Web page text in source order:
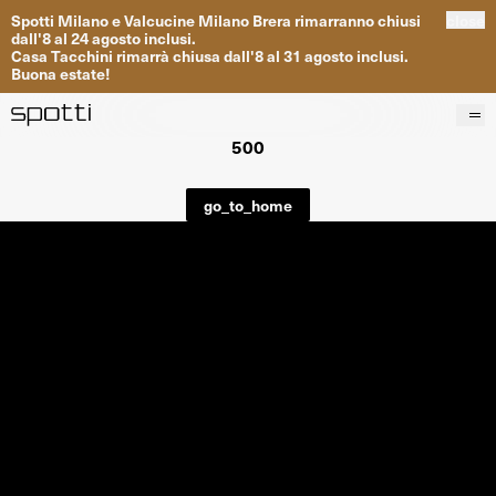
Spotti MilanoeValcucine Milano Brera rimarrannochiusi
dall'8al 24agosto inclusi.
Casa Tacchini rimarrà chiusa dall'8al 31 agosto inclusi.
Buona estate!
Progetti
500
go_to_home